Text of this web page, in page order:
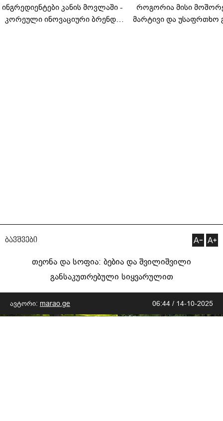
ინგრედიენტები კანის მოვლაში -
კორეული ინოვაციური ბრენდი
როგორია მისი
მარტივი და უსაფრთხო
ბავშვები
თეონა და სოფია: ბებია და შვილიშვილი
განსაკუთრებული სიყვარულით
ავტორი: marao.ge 06:44 / 14-10-2025